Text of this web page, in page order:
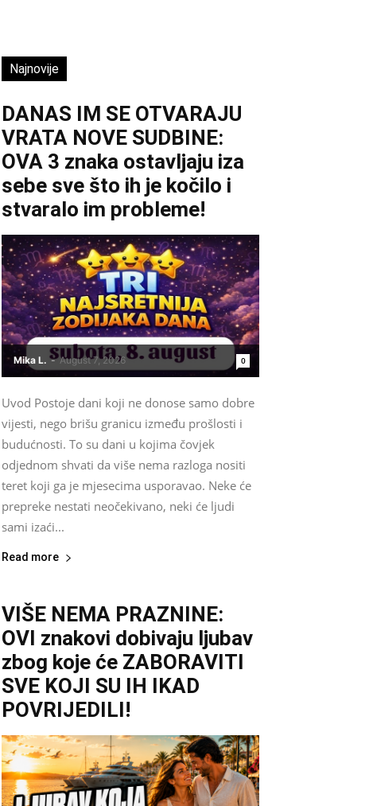
Najnovije
DANAS IM SE OTVARAJU
VRATA NOVE SUDBINE:
OVA 3 znaka ostavljaju iza
sebe sve što ih je kočilo i
stvaralo im probleme!
Mika L. - August 7, 2026 0
Uvod Postoje dani koji ne donose samo dobre
vijesti, nego brišu granicu između prošlosti i
budućnosti. To su dani u kojima čovjek
odjednom shvati da više nema razloga nositi
teret koji ga je mjesecima usporavao. Neke će
prepreke nestati neočekivano, neki će ljudi
sami izaći...
Read more
VIŠE NEMA PRAZNINE:
OVI znakovi dobivaju ljubav
zbog koje će ZABORAVITI
SVE KOJI SU IH IKAD
POVRIJEDILI!